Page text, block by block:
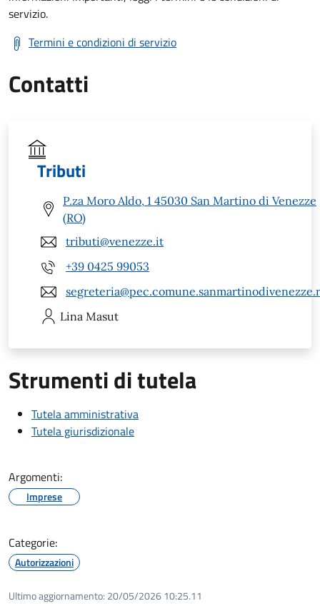
servizio.
Termini e condizioni di servizio
Contatti
Tributi
P.za Moro Aldo, 1 45030 San Martino di Venezze
(RO)
tributi@venezze.it
+39 0425 99053
Lina Masut
Strumenti di tutela
Tutela amministrativa
Tutela giurisdizionale
Argomenti:
Imprese
Categorie:
Autorizzazioni
Ultimo aggiornamento: 20/05/2026 10:25.11